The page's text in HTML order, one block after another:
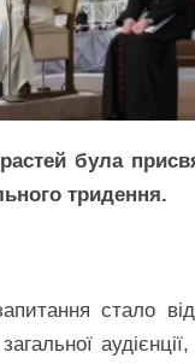
була
тридення.
стало